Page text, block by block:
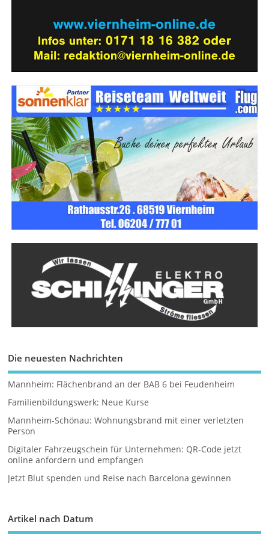
Die neuesten Nachrichten
Mannheim: Flächenbrand an der BAB 6 bei Feudenheim
Familienbildungswerk: Neue Kurse
Mannheim-Schönau: Wohnungsbrand mit einer verletzten
Person
Digitaler Fahrzeugschein für Unternehmen: QR-Code jetzt
online anfordern und empfangen
Jetzt Blut spenden und Reise nach Barcelona gewinnen
Artikel nach Datum